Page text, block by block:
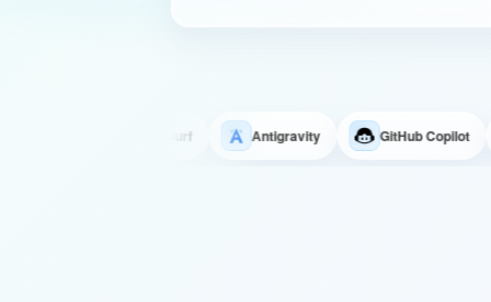
Antigravity GitHub Copilot